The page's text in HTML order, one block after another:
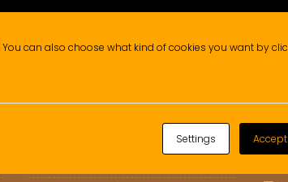
You can also choose what kind of cookies you want by
Settings